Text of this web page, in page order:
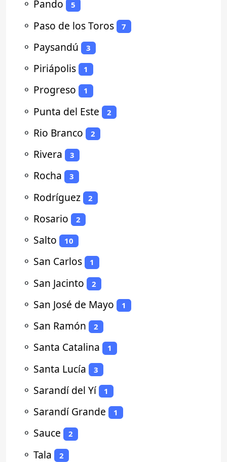
⚬ Pando 5
⚬ Paso de los Toros 7
⚬ Paysandú 3
⚬ Piriápolis 1
⚬ Progreso 1
⚬ Punta del Este 2
⚬ Rio Branco 2
⚬ Rivera 3
⚬ Rocha 3
⚬ Rodríguez 2
⚬ Rosario 2
⚬ Salto 10
⚬ San Carlos 1
⚬ San Jacinto 2
⚬ San José de Mayo 1
⚬ San Ramón 2
⚬ Santa Catalina 1
⚬ Santa Lucía 3
⚬ Sarandí del Yí 1
⚬ Sarandí Grande 1
⚬ Sauce 2
⚬ Tala 2